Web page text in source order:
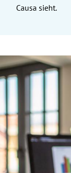
Causa sieht.